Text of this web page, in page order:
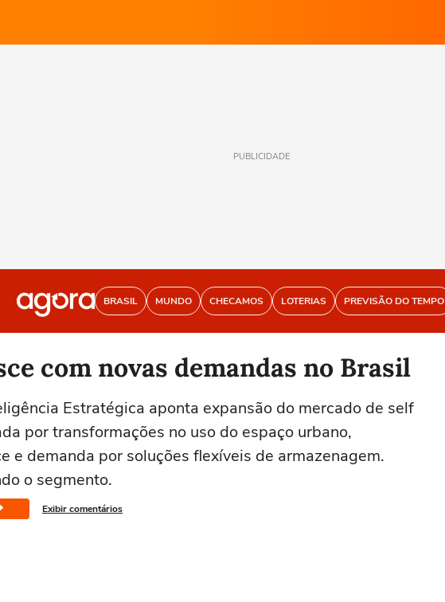
PUBLICIDADE
BRASIL MUNDO CHECAMOS LOTERIAS PREVISÃO DO TEMPO
com novas demandas no Brasil
Estratégica aponta expansão do mercado de self
por transformações no uso do espaço urbano,
e demanda por soluções flexíveis de armazenagem.
o segmento.
Exibir comentários